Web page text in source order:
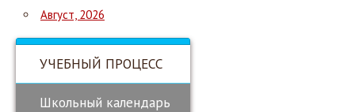
Август, 2026
УЧЕБНЫЙ ПРОЦЕСС
Школьный календарь